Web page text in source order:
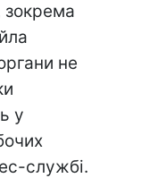
зокрема
не
у
службі.